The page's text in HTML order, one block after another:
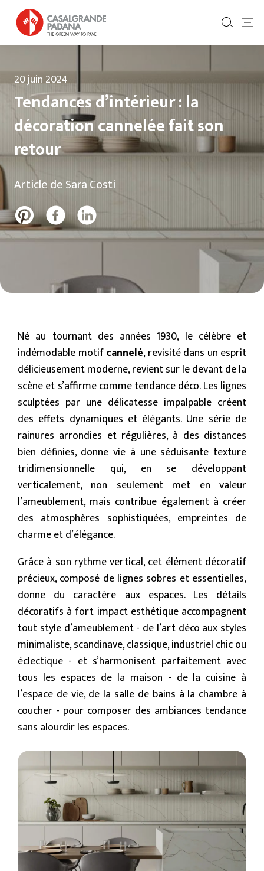
20 juin 2024
Tendances d’intérieur : la
décoration cannelée fait son
retour
Article de Sara Costi
Né au tournant des années 1930, le célèbre et
indémodable motifcannelé, revisité dans un esprit
délicieusement moderne, revient sur le devant de la
scène et s’affirme comme tendance déco. Les lignes
sculptées par une délicatesse impalpable créent
des effets dynamiques et élégants. Une série de
rainures arrondies et régulières, à des distances
bien définies, donne vie à une séduisante texture
tridimensionnelle qui, en se développant
verticalement, non seulement met en valeur
l’ameublement, mais contribue également à créer
des atmosphères sophistiquées, empreintes de
charme et d’élégance.
Grâce à son rythme vertical, cet élément décoratif
précieux, composé de lignes sobres et essentielles,
donne du caractère aux espaces. Les détails
décoratifs à fort impact esthétique accompagnent
tout style d’ameublement - de l’art déco aux styles
minimaliste, scandinave, classique, industriel chic ou
éclectique - et s’harmonisent parfaitement avec
tous les espaces de la maison - de la cuisine à
l’espace de vie, de la salle de bains à la chambre à
coucher - pour composer des ambiances tendance
sans alourdir les espaces.